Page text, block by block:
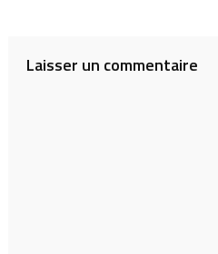
Laisser un commentaire